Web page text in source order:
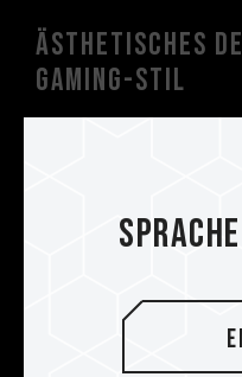
Ästhetisches
Gaming-Stil
einzigartigen
Vorderseite und
schicken Tech-Stil,
Spielerlebnis bietet.